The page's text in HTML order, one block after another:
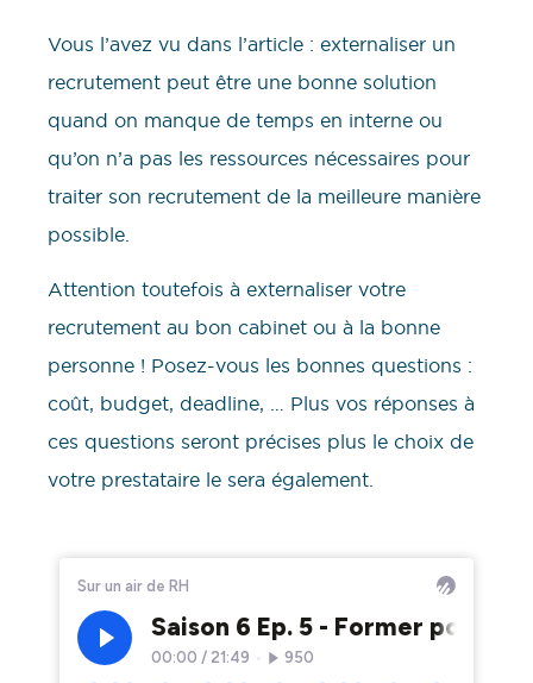
Vous l’avez vu dans l’article : externaliser un
recrutement peut être une bonne solution
quand on manque de temps en interne ou
qu’on n’a pas les ressources nécessaires pour
traiter son recrutement de la meilleure manière
possible.
Attention toutefois à externaliser votre
recrutement au bon cabinet ou à la bonne
personne ! Posez-vous les bonnes questions :
coût, budget, deadline, … Plus vos réponses à
ces questions seront précises plus le choix de
votre prestataire le sera également.